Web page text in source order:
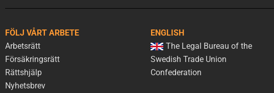
FÖLJ VÅRT ARBETE
Arbetsrätt
Försäkringsrätt
Rättshjälp
Nyhetsbrev
ENGLISH
The Legal Bureau of the
Swedish Trade Union
Confederation